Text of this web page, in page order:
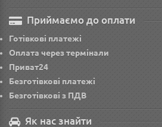
Приймаємо до оплати
Готівкові платежі
Оплата через термінали
Приват24
Безготівкові платежі
Безготівкові з ПДВ
Як нас знайти